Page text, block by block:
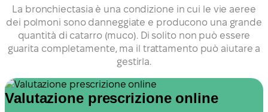
La bronchiectasia è una condizione in cui le vie aeree
dei polmoni sono danneggiate e producono una grande
quantità di catarro (muco). Di solito non può essere
guarita completamente, ma il trattamento può aiutare a
gestirla.
Valutazione prescrizione online